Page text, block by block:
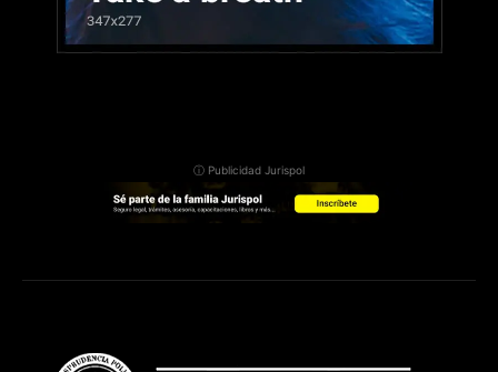
ⓘ Publicidad Jurispol